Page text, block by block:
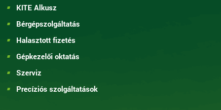
KITE Alkusz
Bérgépszolgáltatás
Halasztott fizetés
Gépkezelői oktatás
Szerviz
Precíziós szolgáltatások